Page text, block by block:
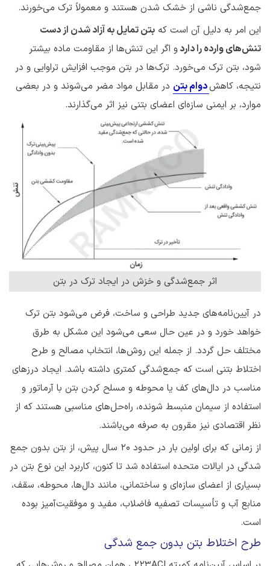
جمع‌شدگی ناشی از خشک شدن هستند و معمولاً ترک می‌خورند.
این امر به دلیل آن است که بتن تمایل به آزاد شدن از دست
تنش‌های وارده را داردو اگر این تنش‌ها از مقاومت ماده بیشتر
شود، بتن ترک می‌خورد. ترک‌ها در بتن موجب افزایش تراوایی و در
نتیجه، کاهشدوام بتن در مقابل مواد مضر می‌شوند و در بعضی
موارد، بر ایمنی سازه‌ای اعضای بتنی نیز اثر می‌گذارند.
اثر جمع‌شدگی و خزش در ایجاد ترک در بتن
در آیین‌نامه‌های جدید طراحی و ساخت، فرض می‌شود بتن ترک
خواهد خورد و در عین حال سعی می‌شود این مشکل به طرق
مختلف حل گردد. از جمله این روش‌ها، انتخاب مصالح و طرح
اختلاط بتنی است که جمع‌شدگی کمتری داشته باشد. ایجاد درزهای
مناسب در دال‌های کف یا محوطه و مسلح کردن بتن با آرماتور و
استفاده از سیمان منبسط شونده، راه‌حل‌های مناسبی‌ هستند که از
نظر اقتصادی نیز مقرون به صرفه می‌باشند.
از زمانی که برای اولین بار در حدود ۲۰ سال پیش، از بتن بدون جمع
شدگی در ایالات متحده استفاده شد تا کنون، کاربرد این نوع بتن در
بسیاری از اعضای سازه‌ای و ساختمانی، مانند دال‌ها، محوطه، سقف،
منابع آب و تأسیسات تصفیه فاضلاب، مفید و موفقیت‌آمیز بوده
است.
طرح اختلاط بتن بدون جمع شدگی